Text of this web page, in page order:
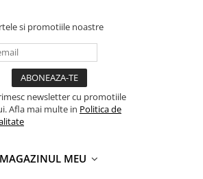
si promotiile noastre
newsletter cu promotiile
Afla mai multe in Politica de
MAGAZINUL MEU